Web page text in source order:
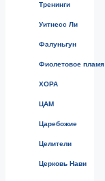
Тренинги
Уитнесс Ли
Фалуньгун
Фиолетовое пламя
ХОРА
ЦАМ
Царебожие
Целители
Церковь Нави